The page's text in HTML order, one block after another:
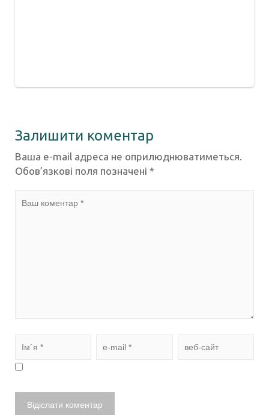
Залишити коментар
Ваша e-mail адреса не оприлюднюватиметься.
Обов’язкові поля позначені *